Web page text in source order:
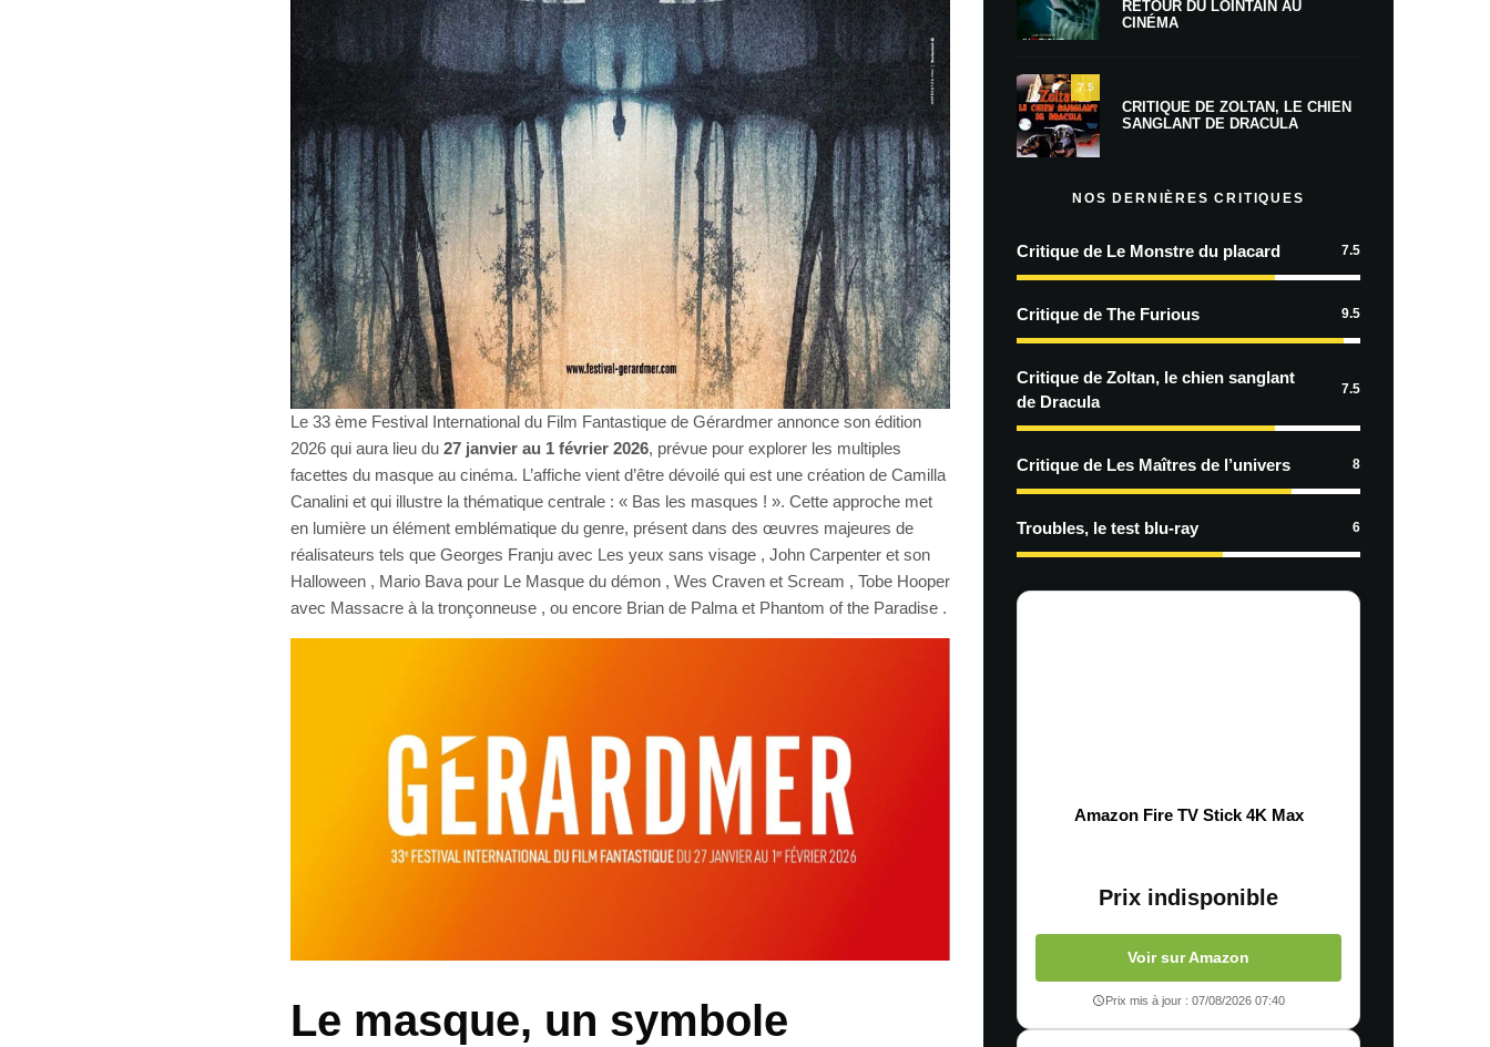
Le 33 ème Festival International du Film Fantastique de Gérardmer annonce son édition
2026 qui aura lieu du 27 janvier au 1 février 2026, prévue pour explorer les multiples
facettes du masque au cinéma. L’affiche vient d’être dévoilé qui est une création de Camilla
Canalini et qui illustre la thématique centrale : « Bas les masques ! ». Cette approche met
en lumière un élément emblématique du genre, présent dans des œuvres majeures de
réalisateurs tels que Georges Franju avec Les yeux sans visage , John Carpenter et son
Halloween , Mario Bava pour Le Masque du démon , Wes Craven et Scream , Tobe Hooper
avec Massacre à la tronçonneuse , ou encore Brian de Palma et Phantom of the Paradise .
Le masque, un symbole
RETOUR DU LOINTAIN AU
CINÉMA
7.5
CRITIQUE DE ZOLTAN, LE CHIEN
SANGLANT DE DRACULA
NOS DERNIÈRES CRITIQUES
Critique de Le Monstre du placard 7.5
Critique de The Furious 9.5
Critique de Zoltan, le chien sanglant
de Dracula
7.5
Critique de Les Maîtres de l’univers 8
Troubles, le test blu-ray 6
Amazon Fire TV Stick 4K Max
Prix indisponible
Voir sur Amazon
Prix mis à jour : 07/08/2026 07:40